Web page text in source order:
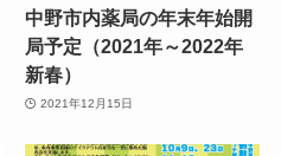
中野市内薬局の年末年始開
局予定（2021年～2022年
新春）
2021年12月15日